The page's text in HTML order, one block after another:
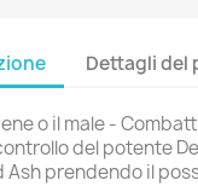
Dettagli del
o il male -
del potente
Ash prendendo il